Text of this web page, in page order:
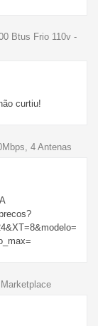
Btus Frio 110v -
curtiu!
4 Antenas